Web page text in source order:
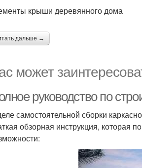
крыши деревянного дома
дальше →
может
руководство по
самостоятельной сборки
обзорная инструкция, которая